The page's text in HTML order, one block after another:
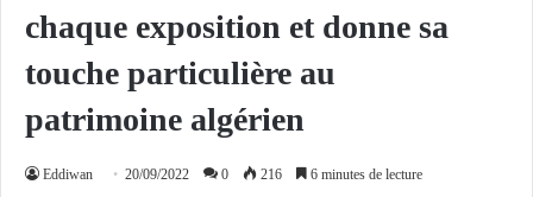
chaque exposition et donne sa
touche particulière au
patrimoine algérien
Eddiwan 20/09/2022 0 216 6 minutes de lecture